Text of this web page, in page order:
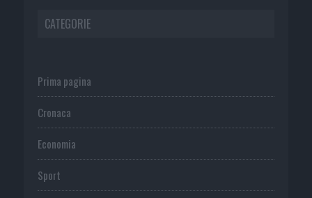
CATEGORIE
Prima pagina
Cronaca
Economia
Sport